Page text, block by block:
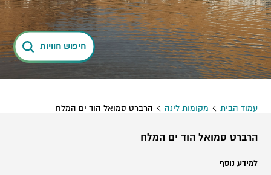
חיפוש חוויות
עמוד הבית מקומות לינה הרברט סמואל הוד ים המלח
הרברט סמואל הוד ים המלח
למידע נוסף